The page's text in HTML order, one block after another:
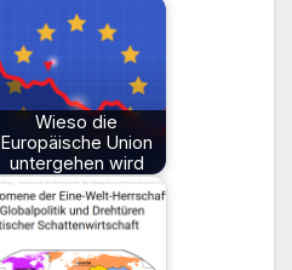
Wieso die
Europäische Union
untergehen wird